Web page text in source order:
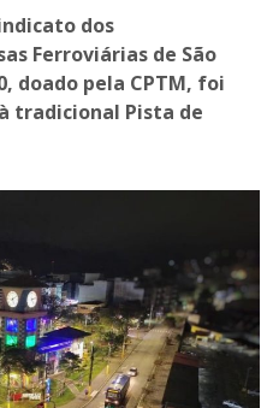
dos
Ferroviárias de São
doado pela CPTM, foi
tradicional Pista de